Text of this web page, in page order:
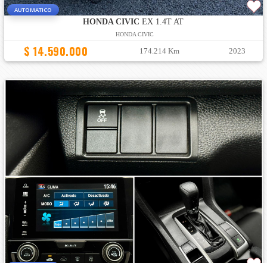
AUTOMATICO
HONDA CIVIC EX 1.4T AT
HONDA CIVIC
$ 14.590.000 174.214 Km 2023